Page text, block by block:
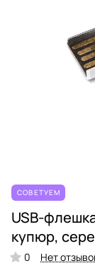
СОВЕТУЕМ
USB-
купюр,
0 Нет